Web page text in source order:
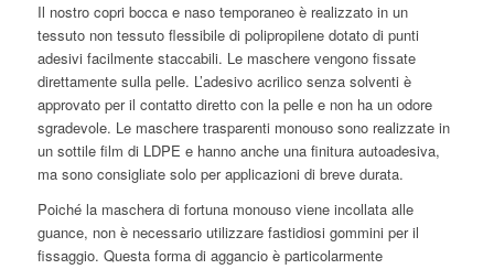
Il nostro copri bocca e naso temporaneo è realizzato in un
tessuto non tessuto flessibile di polipropilene dotato di punti
adesivi facilmente staccabili. Le maschere vengono fissate
direttamente sulla pelle. L’adesivo acrilico senza solventi è
approvato per il contatto diretto con la pelle e non ha un odore
sgradevole. Le maschere trasparenti monouso sono realizzate in
un sottile film di LDPE e hanno anche una finitura autoadesiva,
ma sono consigliate solo per applicazioni di breve durata.
Poiché la maschera di fortuna monouso viene incollata alle
guance, non è necessario utilizzare fastidiosi gommini per il
fissaggio. Questa forma di aggancio è particolarmente